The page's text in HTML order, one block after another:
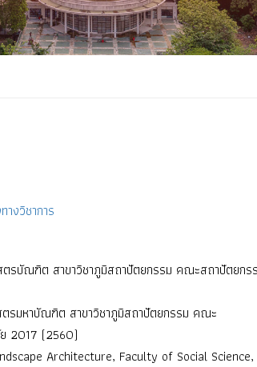
างวิชาการ
รบัณฑิต สาขาวิชาภูมิสถาปัตยกรรม คณะสถาปัตยกร
รมหาบัณฑิต สาขาวิชาภูมิสถาปัตยกรรม คณะ
2017 (2560)
Architecture, Faculty of Social Science,